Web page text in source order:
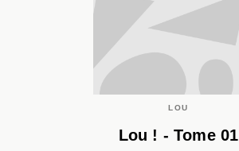
LOU
Lou ! - Tome 01